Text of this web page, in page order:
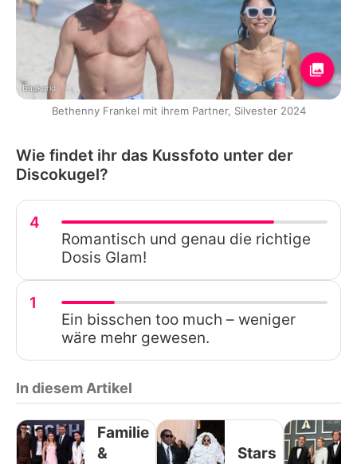
Backgrid
Bethenny Frankel mit ihrem Partner, Silvester 2024
Wie findet ihr das Kussfoto unter der
Discokugel?
4
Romantisch und genau die richtige
Dosis Glam!
1
Ein bisschen too much – weniger
wäre mehr gewesen.
In diesem Artikel
Familie
&
Stars